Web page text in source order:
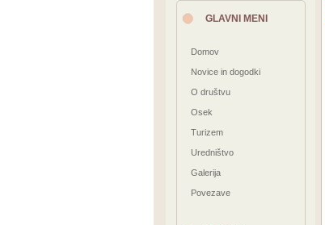
GLAVNI MENI
Domov
Novice in dogodki
O društvu
Osek
Turizem
Uredništvo
Galerija
Povezave